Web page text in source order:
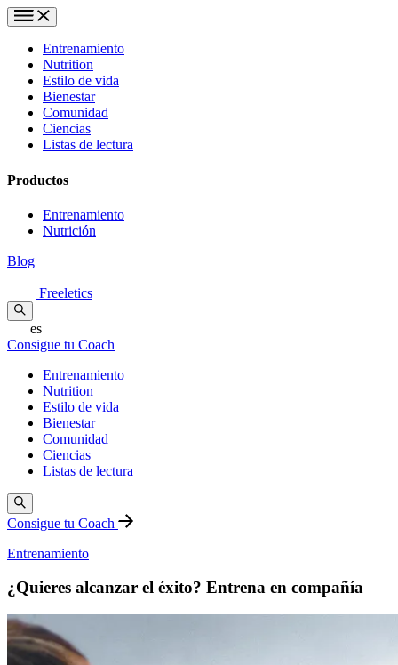
Entrenamiento
Nutrition
Estilo de vida
Bienestar
Comunidad
Ciencias
Listas de lectura
Productos
Entrenamiento
Nutrición
Blog
Freeletics
es
Consigue tu Coach
Entrenamiento
Nutrition
Estilo de vida
Bienestar
Comunidad
Ciencias
Listas de lectura
Consigue tu Coach
Entrenamiento
¿Quieres alcanzar el éxito? Entrena en compañía